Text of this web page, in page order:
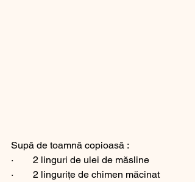
Supă de toamnă copioasă :
·        2 linguri de ulei de măsline
·        2 lingurițe de chimen măcinat